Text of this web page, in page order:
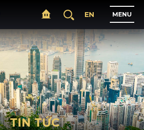
TRANG CHỦ
GIỚI THIỆU
EN MENU
TIN TỨC